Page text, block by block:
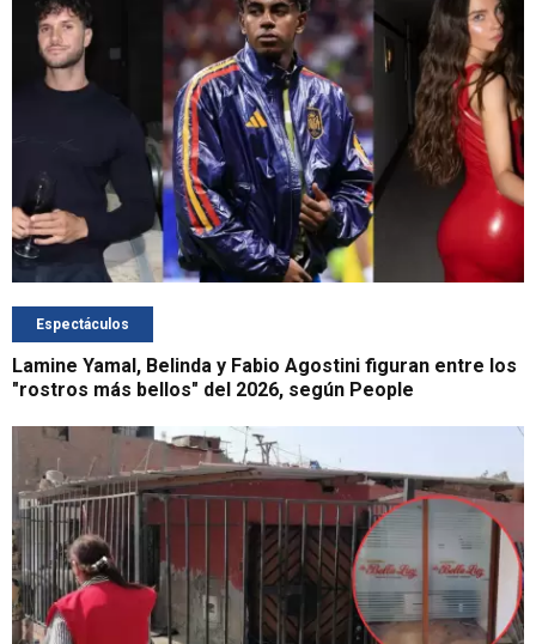
Espectáculos
Lamine Yamal, Belinda y Fabio Agostini figuran entre los
"rostros más bellos" del 2026, según People